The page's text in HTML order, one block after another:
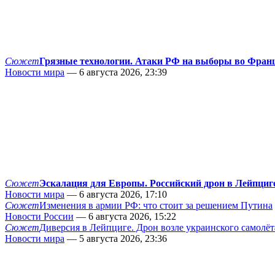
СюжетГрязные технологии. Атаки РФ на выборы во
Новости мира — 6 августа 2026, 23:39
СюжетЭскалация для Европы. Российский дрон в
Новости мира — 6 августа 2026, 17:10
СюжетИзменения в армии РФ: что стоит за решением Путина
Новости России — 6 августа 2026, 15:22
СюжетДиверсия в Лейпциге. Дрон возле украинского
Новости мира — 5 августа 2026, 23:36